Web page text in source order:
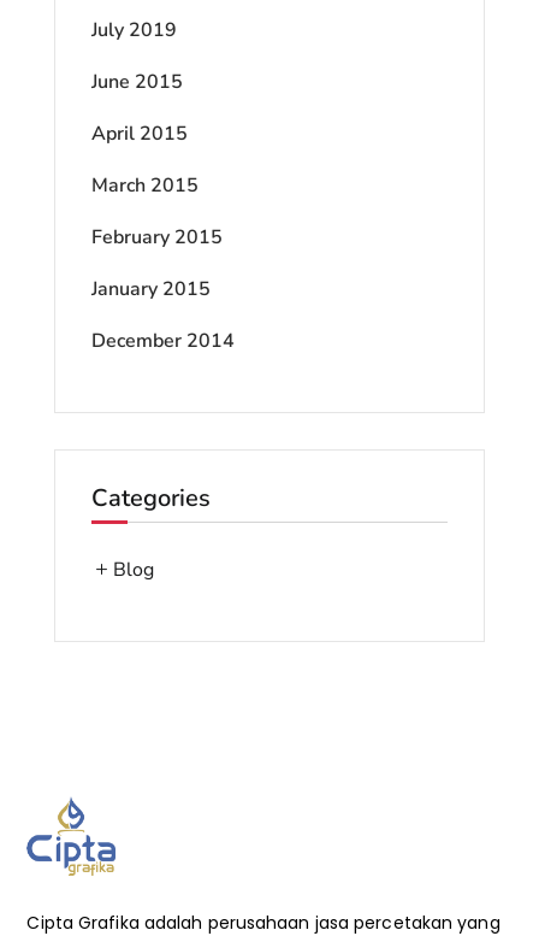
July 2019
June 2015
April 2015
March 2015
February 2015
January 2015
December 2014
Categories
Blog
Cipta Grafika adalah perusahaan jasa percetakan yang